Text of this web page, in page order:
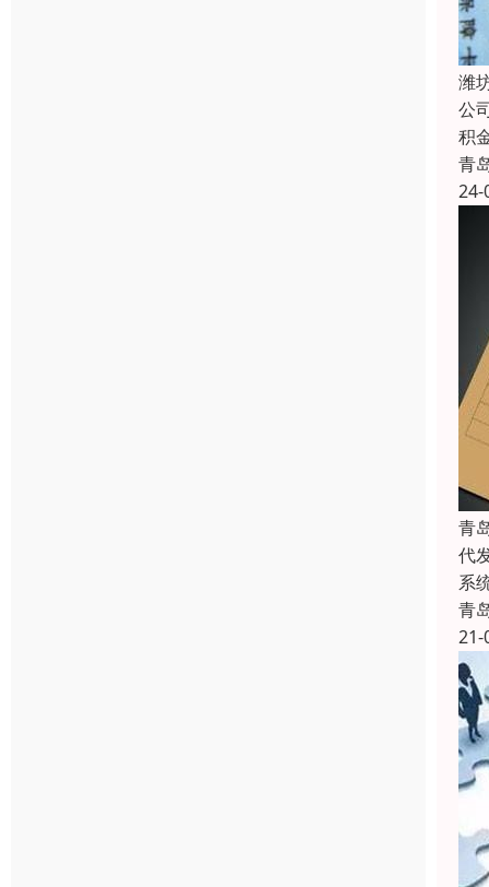
潍
公
积
青
24-
青
代
系
青
21-